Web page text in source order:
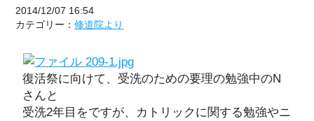
2014/12/07 16:54
カテゴリー：修道院より
復活祭に向けて、受洗のための要理の勉強中のN
さんと
受洗2年目をですが、カトリックに関する勉強やニ